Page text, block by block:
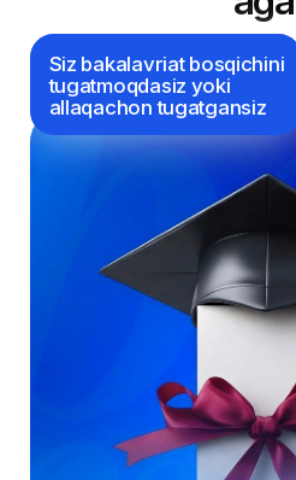
Yo‘nalish - Mutaxassislik
Birinchi qadamni
qo‘ying.Kelajagingizni
Xalqaro ta’lim sohasidagi ishonchli
hamkoringiz. Dunyoning 350 dan ortiq